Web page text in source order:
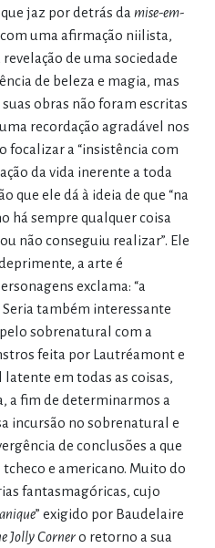
jaz por detrás da mise-em-
uma afirmação niilista,
de uma sociedade
de beleza e magia, mas
obras não foram escritas
recordação agradável nos
focalizar a “insistência com
da vida inerente a toda
que ele dá à ideia de que “na
há sempre qualquer coisa
não conseguiu realizar”. Ele
a arte é
exclama: “a
também interessante
sobrenatural com a
feita por Lautréamont e
em todas as coisas,
a fim de determinarmos a
incursão no sobrenatural e
de conclusões a que
e americano. Muito do
fantasmagóricas, cujo
” exigido por Baudelaire
Jolly Cornero retorno a sua